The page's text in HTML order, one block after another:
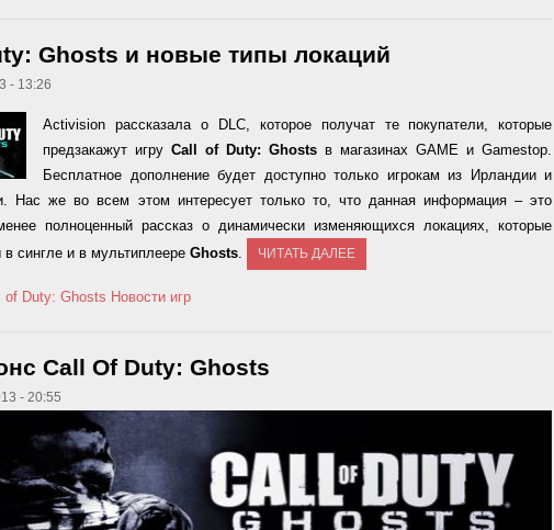
Ghosts и новые типы локаций
- 13:26
Activision рассказала о DLC, которое получат те покупатели, которые
предзакажут игруCall of Duty: Ghosts в магазинах GAME и Gamestop.
Бесплатное дополнение будет доступно только игрокам из Ирландии и
Нас же во всем этом интересует только то, что данная информация – это
полноценный рассказ о динамически изменяющихся локациях, которые
сингле и в мультиплеере Ghosts. ЧИТАТЬ ДАЛЕЕ
of Duty: Ghosts Новости игр
Call Of Duty: Ghosts
- 20:55